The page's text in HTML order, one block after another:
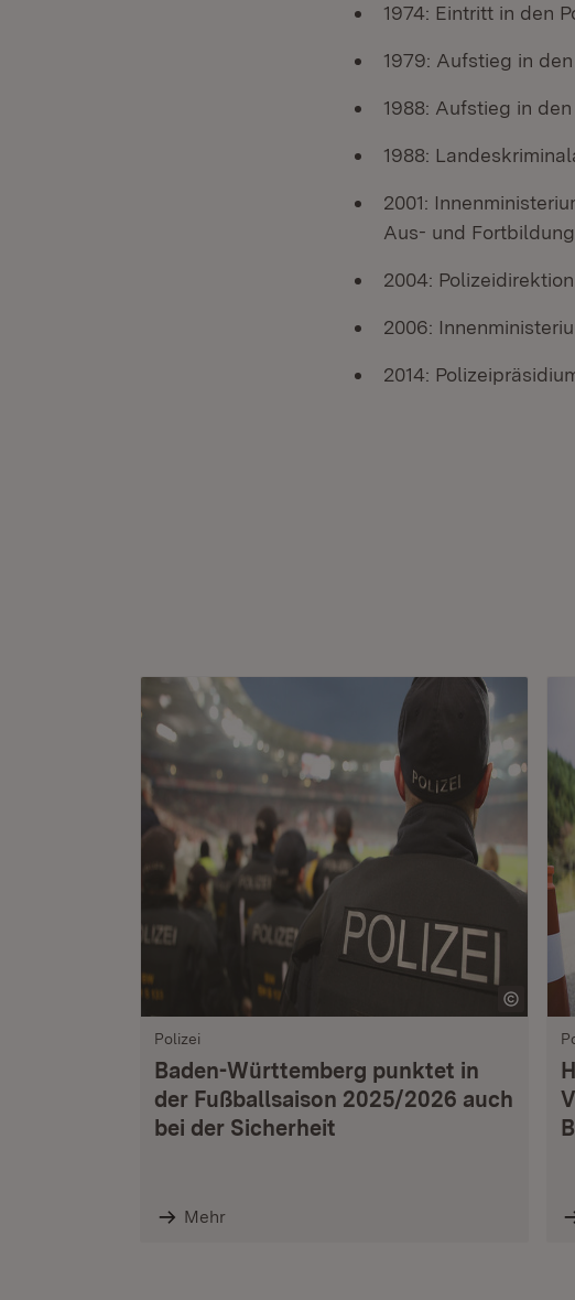
1974: Eintritt in den
1979: Aufstieg in
1988: Aufstieg in
1988:
2001:
Aus- und Fortbildung
2004:
2006:
2014:
Polizei
Baden-Württemberg punktet in
der Fußballsaison 2025/2026 auch
bei der Sicherheit
Mehr